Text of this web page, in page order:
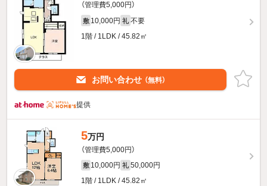
（管理費5,000円）
敷 10,000円 礼 不要
1階 / 1LDK / 45.82㎡
お問い合わせ （無料）
提供
5万円
（管理費5,000円）
敷 10,000円 礼 50,000円
1階 / 1LDK / 45.82㎡